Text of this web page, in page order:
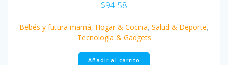
$94.58
Bebés y futura mamá, Hogar & Cocina, Salud & Deporte,
Tecnología & Gadgets
Añadir al carrito